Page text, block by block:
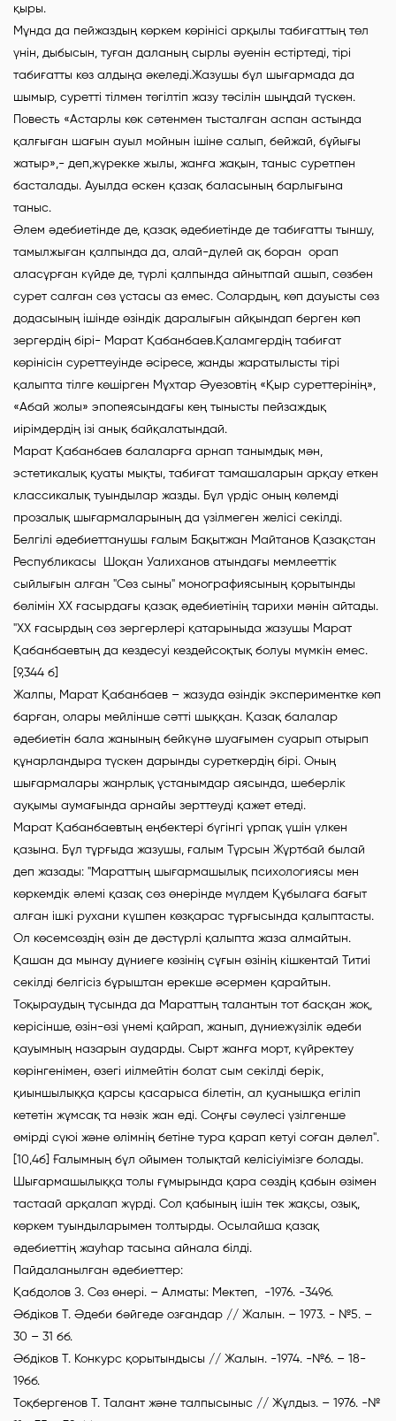
қыры.
Мұнда да пейжаздың көркем көрінісі арқылы табиғаттың төл
үнін, дыбысын, туған даланың сырлы әуенін естіртеді, тірі
табиғатты көз алдыңа әкеледі.Жазушы бұл шығармада да
шымыр, суретті тілмен төгілтіп жазу тәсілін шыңдай түскен.
Повесть «Астарлы көк сәтенмен тысталған аспан астында
қалғыған шағын ауыл мойнын ішіне салып, бейжай, бұйығы
жатыр»,- деп,жүрекке жылы, жанға жақын, таныс суретпен
басталады. Ауылда өскен қазақ баласының барлығына
таныс.
Әлем әдебиетінде де, қазақ әдебиетінде де табиғатты тыншу,
тамылжыған қалпында да, алай-дүлей ақ боран орап
аласұрған күйде де, түрлі қалпында айнытпай ашып, сөзбен
сурет салған сөз ұстасы аз емес. Солардың, көп дауысты сөз
додасының ішінде өзіндік даралығын айқындап берген көп
зергердің бірі- Марат Қабанбаев.Қаламгердің табиғат
көрінісін суреттеуінде әсіресе, жанды жаратылысты тірі
қалыпта тілге көшірген Мұхтар Әуезовтің «Қыр суреттерінің»,
«Абай жолы» эпопеясындағы кең тынысты пейзаждық
иірімдердің ізі анық байқалатындай.
Марат Қабанбаев балаларға арнап танымдық мән,
эстетикалық қуаты мықты, табиғат тамашаларын арқау еткен
классикалық туындылар жазды. Бұл үрдіс оның көлемді
прозалық шығармаларының да үзілмеген желісі секілді.
Белгілі әдебиеттанушы ғалым Бақытжан Майтанов Қазақстан
Республикасы Шоқан Уалиханов атындағы мемлееттік
сыйлығын алған "Сөз сыны" монографиясының қорытынды
бөлімін ХХ ғасырдағы қазақ әдебиетінің тарихи мәнін айтады.
"ХХ ғасырдың сөз зергерлері қатарыныда жазушы Марат
Қабанбаевтың да кездесуі кездейсоқтық болуы мүмкін емес.
[9,344 б]
Жалпы, Марат Қабанбаев – жазуда өзіндік экспериментке көп
барған, олары мейлінше сәтті шыққан. Қазақ балалар
әдебиетін бала жанының бейкүнә шуағымен суарып отырып
құнарландыра түскен дарынды суреткердің бірі. Оның
шығармалары жанрлық ұстанымдар аясында, шеберлік
ауқымы аумағында арнайы зерттеуді қажет етеді.
Марат Қабанбаевтың еңбектері бүгінгі ұрпақ үшін үлкен
қазына. Бұл тұрғыда жазушы, ғалым Тұрсын Жұртбай былай
деп жазады: "Мараттың шығармашылық психологиясы мен
көркемдік әлемі қазақ сөз өнерінде мүлдем Құбылаға бағыт
алған ішкі рухани күшпен көзқарас тұрғысында қалыптасты.
Ол көсемсөздің өзін де дәстүрлі қалыпта жаза алмайтын.
Қашан да мынау дүниеге көзінің сұғын өзінің кішкентай Титиі
секілді белгісіз бұрыштан ерекше әсермен қарайтын.
Тоқыраудың тұсында да Мараттың талантын тот басқан жоқ,
керісінше, өзін-өзі үнемі қайрап, жанып, дүниежүзілік әдеби
қауымның назарын аударды. Сырт жанға морт, күйректеу
көрінгенімен, өзегі иілмейтін болат сым секілді берік,
қиыншылыққа қарсы қасарыса білетін, ал қуанышқа егіліп
кететін жұмсақ та нәзік жан еді. Соңғы сәулесі үзілгенше
өмірді сүюі және өлімнің бетіне тура қарап кетуі соған дәлел".
[10,4б] Ғалымның бұл ойымен толықтай келісіуімізге болады.
Шығармашылыққа толы ғұмырында қара сөздің қабын өзімен
тастаай арқалап жүрді. Сол қабының ішін тек жақсы, озық,
көркем туындыларымен толтырды. Осылайша қазақ
әдебиеттің жауһар тасына айнала білді.
Пайдаланылған әдебиеттер:
Қабдолов З. Сөз өнері. – Алматы: Мектеп, -1976. -349б.
Әбдіков Т. Әдеби бәйгеде озғандар // Жалын. – 1973. - №5. –
30 – 31 бб.
Әбдіков Т. Конкурс қорытындысы // Жалын. -1974. -№6. – 18-
19бб.
Тоқбергенов Т. Талант және талпысыныс // Жұлдыз. – 1976. -№